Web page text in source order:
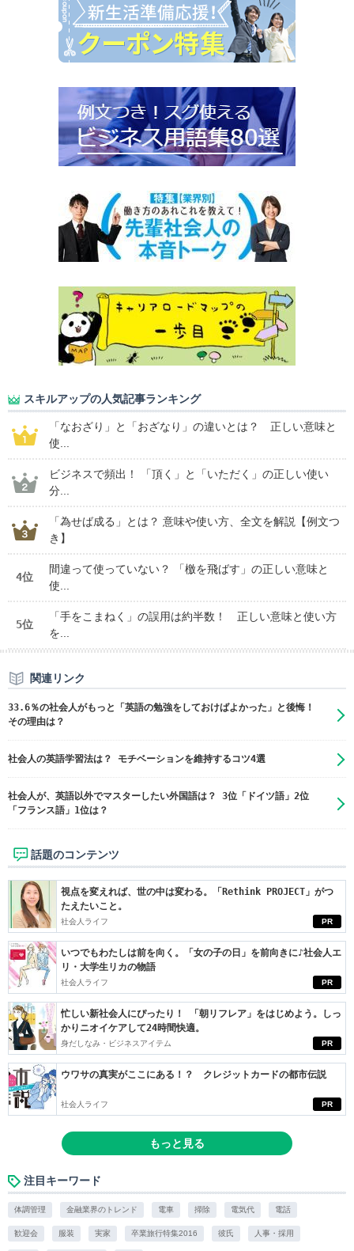
スキルアップの人気記事ランキング
「なおざり」と「おざなり」の違いとは？ 正しい意味と
使...
ビジネスで頻出！ 「頂く」と「いただく」の正しい使い
分...
「為せば成る」とは？ 意味や使い方、全文を解説【例文つ
き】
4位
間違って使っていない？ 「檄を飛ばす」の正しい意味と
使...
5位
「手をこまねく」の誤用は約半数！ 正しい意味と使い方
を...
関連リンク
33.6％の社会人がもっと「英語の勉強をしておけばよかった」と後悔！
その理由は？
社会人の英語学習法は？ モチベーションを維持するコツ4選
社会人が、英語以外でマスターしたい外国語は？ 3位「ドイツ語」2位
「フランス語」1位は？
話題のコンテンツ
PR
視点を変えれば、世の中は変わる。「Rethink PROJECT」がつ
たえたいこと。
社会人ライフ
PR
いつでもわたしは前を向く。「女の子の日」を前向きに♪社会人エ
リ・大学生リカの物語
社会人ライフ
PR
忙しい新社会人にぴったり！ 「朝リフレア」をはじめよう。しっ
かりニオイケアして24時間快適。
身だしなみ・ビジネスアイテム
PR
ウワサの真実がここにある！？ クレジットカードの都市伝説
社会人ライフ
もっと見る
注目キーワード
体調管理 金融業界のトレンド 電車 掃除 電気代 電話
歓迎会 服装 実家 卒業旅行特集2016 彼氏 人事・採用